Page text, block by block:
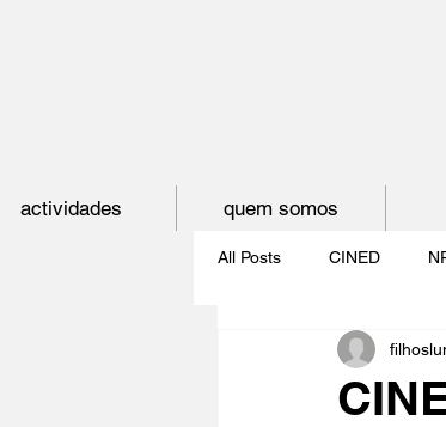
All Posts CINED
O CINEMA, CEM
actividades quem somos